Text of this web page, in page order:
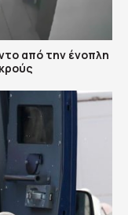
από την ένοπλη